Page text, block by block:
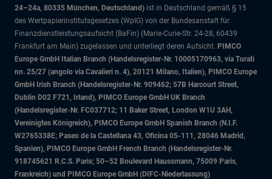
24–24a, 80335 München, Deutschland) ist in Deutschland gemäß § 15
des Wertpapierinstitutsgesetzes (WpIG) von der Bundesanstalt für
Finanzdienstleistungsaufsicht (BaFin) (Marie-Curie-Str. 24-28, 60439
Frankfurt am Main) zugelassen und unterliegt deren Aufsicht. PIMCO
Europe GmbH Italian Branch (Handelsregister-Nr. 10005170963, via Turati
nn. 25/27 (angolo via Cavalieri n. 4), 20121 Milano, Italien), PIMCO Europe
GmbH Irish Branch (Handelsregister-Nr. 909462; 57B Harcourt Street,
Dublin D02 F721, Irland), PIMCO Europe GmbH UK Branch
(Handelsregister-Nr. FC037712; 11 Baker Street, London W1U 3AH,
Vereinigtes Königreich), PIMCO Europe GmbH Spanish Branch (N.I.F.
W2765338E; Paseo de la Castellana 43, Oficina 05-111, 28046 Madrid,
Spanien), PIMCO Europe GmbH French Branch (Handelsregister-Nr.
918745621 R.C.S. Paris; 50–52 Boulevard Haussmann, 75009 Paris,
Frankreich) und PIMCO Europe GmbH (DIFC-Niederlassung)